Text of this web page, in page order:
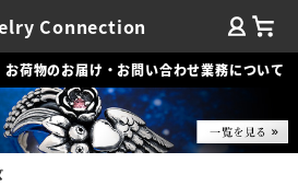
Connection
お荷物のお届け・お問い合わせ業務について